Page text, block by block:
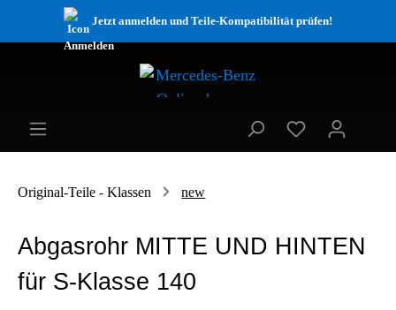
Jetzt anmelden und Teile-Kompatibilität prüfen!
Original-Teile - Klassen new
Abgasrohr MITTE UND HINTEN
für S-Klasse 140